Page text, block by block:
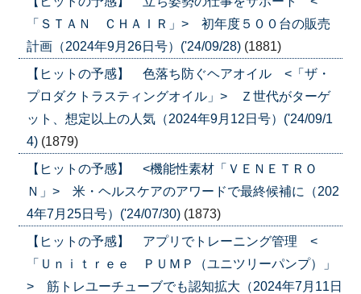
「ＳＴＡＮ ＣＨＡＩＲ」> 初年度５００台の販売
計画（2024年9月26日号）('24/09/28) (1881)
【ヒットの予感】 色落ち防ぐヘアオイル <「ザ・
プロダクトラスティングオイル」> Ｚ世代がターゲ
ット、想定以上の人気（2024年9月12日号）('24/09/1
4) (1879)
【ヒットの予感】 <機能性素材「ＶＥＮＥＴＲＯ
Ｎ」> 米・ヘルスケアのアワードで最終候補に（202
4年7月25日号）('24/07/30) (1873)
【ヒットの予感】 アプリでトレーニング管理 <
「Ｕｎｉｔｒｅｅ ＰＵＭＰ（ユニツリーパンプ）」
> 筋トレユーチューブでも認知拡大（2024年7月11日